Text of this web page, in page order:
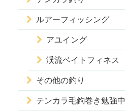
ルアーフィッシング
アユイング
渓流ベイトフィネス
その他の釣り
テンカラ毛鉤巻き勉強中